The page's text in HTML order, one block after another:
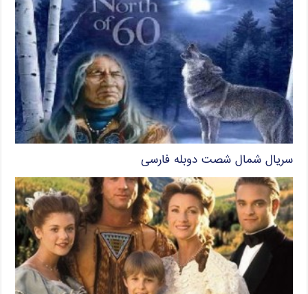
سریال شمال شصت دوبله فارسی